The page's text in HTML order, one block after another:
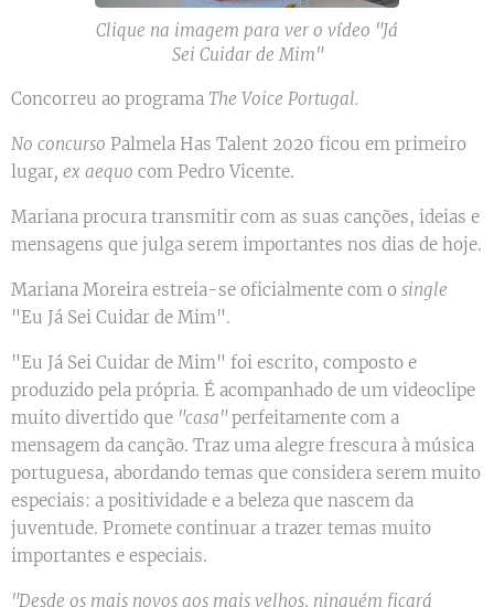
Clique na imagem para ver o vídeo "Já
Sei Cuidar de Mim"
Concorreu ao programa The Voice Portugal.
No concurso Palmela Has Talent 2020 ficou em primeiro
lugar, ex aequo com Pedro Vicente.
Mariana procura transmitir com as suas canções, ideias e
mensagens que julga serem importantes nos dias de hoje.
Mariana Moreira estreia-se oficialmente com o single
"Eu Já Sei Cuidar de Mim".
"Eu Já Sei Cuidar de Mim" foi escrito, composto e
produzido pela própria. É acompanhado de um videoclipe
muito divertido que "casa"perfeitamente com a
mensagem da canção. Traz uma alegre frescura à música
portuguesa, abordando temas que considera serem muito
especiais: a positividade e a beleza que nascem da
juventude. Promete continuar a trazer temas muito
importantes e especiais.
"Desde os mais novos aos mais velhos, ninguém ficará